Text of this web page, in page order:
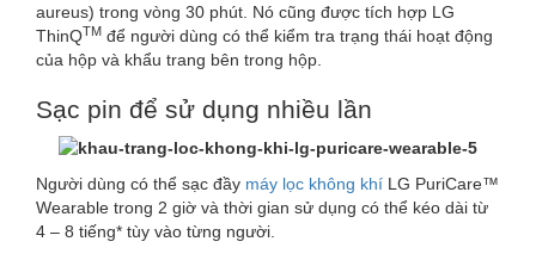
aureus) trong vòng 30 phút. Nó cũng được tích hợp LG
ThinQTM để người dùng có thể kiểm tra trạng thái hoạt động
của hộp và khẩu trang bên trong hộp.
Sạc pin để sử dụng nhiều lần
Người dùng có thể sạc đầy máy lọc không khí LG PuriCare™
Wearable trong 2 giờ và thời gian sử dụng có thể kéo dài từ
4 – 8 tiếng* tùy vào từng người.